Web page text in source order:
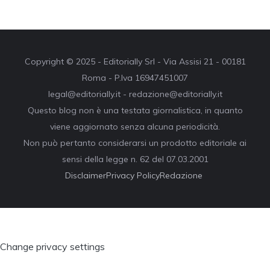
Copyright © 2025 - Editorially Srl - Via Assisi 21 - 00181
Roma - P.Iva 16947451007
legal@editorially.it - redazione@editorially.it
Questo blog non è una testata giornalistica, in quanto
viene aggiornato senza alcuna periodicità.
Non può pertanto considerarsi un prodotto editoriale ai
sensi della legge n. 62 del 07.03.2001
DisclaimerPrivacy PolicyRedazione
Change privacy settings